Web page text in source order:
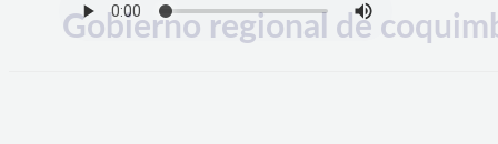
Gobierno regional de